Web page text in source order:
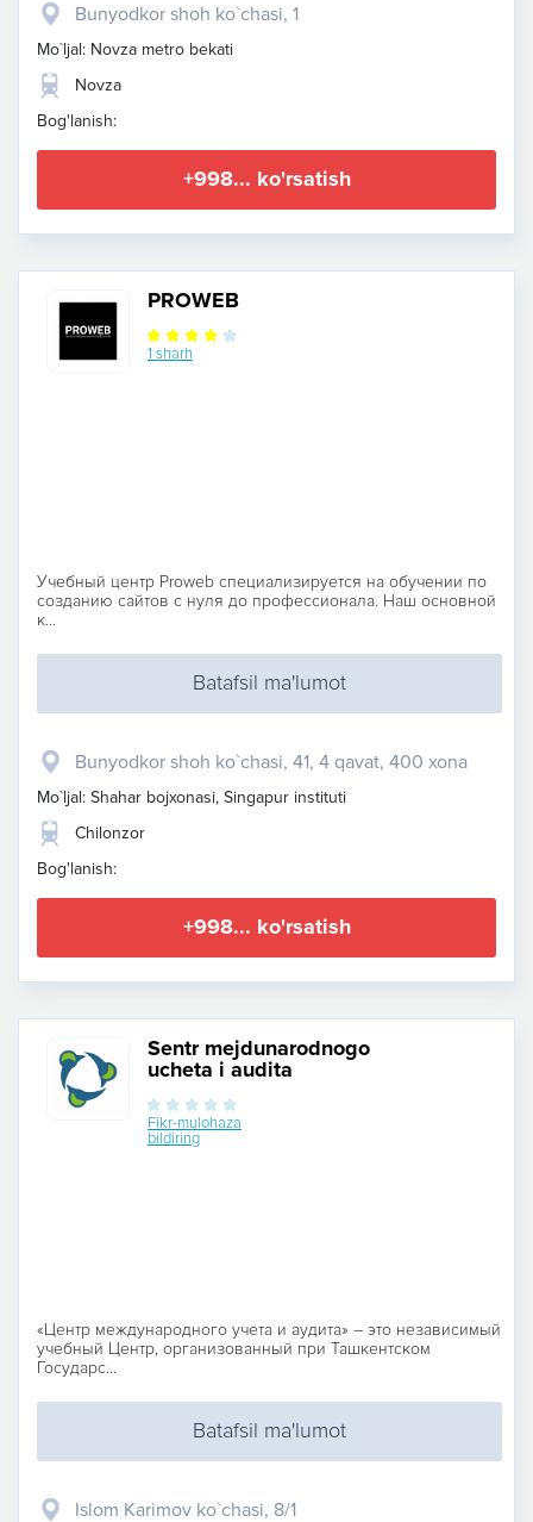
Bunyodkor shoh ko`chasi, 1
Mo`ljal: Novza metro bekati
Novza
Bog'lanish:
+998... ko'rsatish
PROWEB
1 sharh
Учебный центр Proweb специализируется на обучении по
созданию сайтов с нуля до профессионала. Наш основной
к...
Batafsil ma'lumot
Bunyodkor shoh ko`chasi, 41, 4 qavat, 400 xona
Mo`ljal: Shahar bojxonasi, Singapur instituti
Chilonzor
Bog'lanish:
+998... ko'rsatish
Sentr mejdunarodnogo
ucheta i audita
Fikr-mulohaza
bildiring
«Центр международного учета и аудита» – это независимый
учебный Центр, организованный при Ташкентском
Государс...
Batafsil ma'lumot
Islom Karimov ko`chasi, 8/1